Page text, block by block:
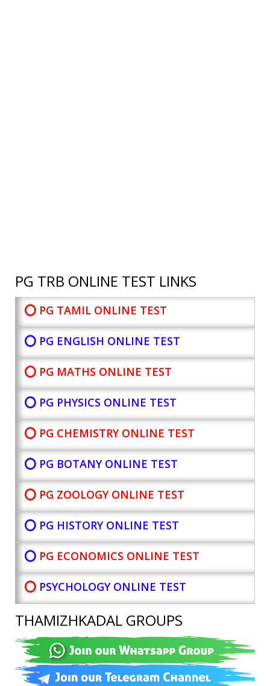
PG TRB ONLINE TEST LINKS
⭕ PG TAMIL ONLINE TEST
⭕ PG ENGLISH ONLINE TEST
⭕ PG MATHS ONLINE TEST
⭕ PG PHYSICS ONLINE TEST
⭕ PG CHEMISTRY ONLINE TEST
⭕ PG BOTANYONLINE TEST
⭕ PG ZOOLOGY ONLINE TEST
⭕ PG HISTORY ONLINE TEST
⭕ PG ECONOMICS ONLINE TEST
⭕ PSYCHOLOGY ONLINE TEST
THAMIZHKADAL GROUPS